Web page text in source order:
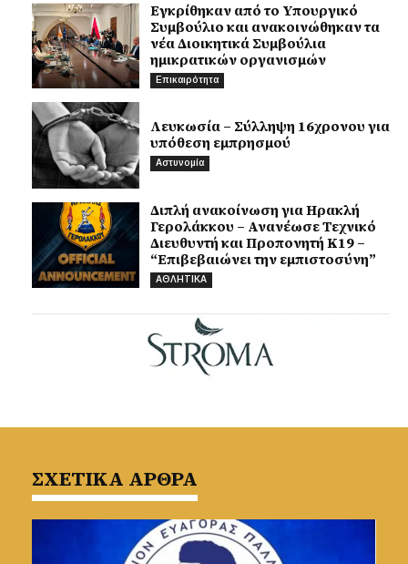
Εγκρίθηκαν από το Υπουργικό
Συμβούλιο και ανακοινώθηκαν τα
νέα Διοικητικά Συμβούλια
ημικρατικών οργανισμών
Επικαιρότητα
Λευκωσία – Σύλληψη 16χρονου για
υπόθεση εμπρησμού
Αστυνομία
Διπλή ανακοίνωση για Ηρακλή
Γερολάκκου – Ανανέωσε Τεχνικό
Διευθυντή και Προπονητή Κ19 –
“Επιβεβαιώνει την εμπιστοσύνη”
ΑΘΛΗΤΙΚΑ
ΣΧΕΤΙΚΑ ΑΡΘΡΑ